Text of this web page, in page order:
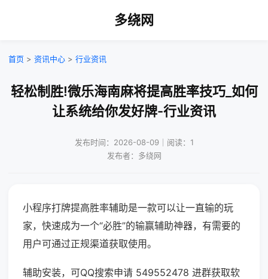
多绕网
首页 > 资讯中心 > 行业资讯
轻松制胜!微乐海南麻将提高胜率技巧_如何
让系统给你发好牌-行业资讯
发布时间：2026-08-09｜阅读：1
发布者：多绕网
小程序打牌提高胜率辅助是一款可以让一直输的玩
家，快速成为一个“必胜”的输赢辅助神器，有需要的
用户可通过正规渠道获取使用。
辅助安装，可QQ搜索申请 549552478 进群获取软